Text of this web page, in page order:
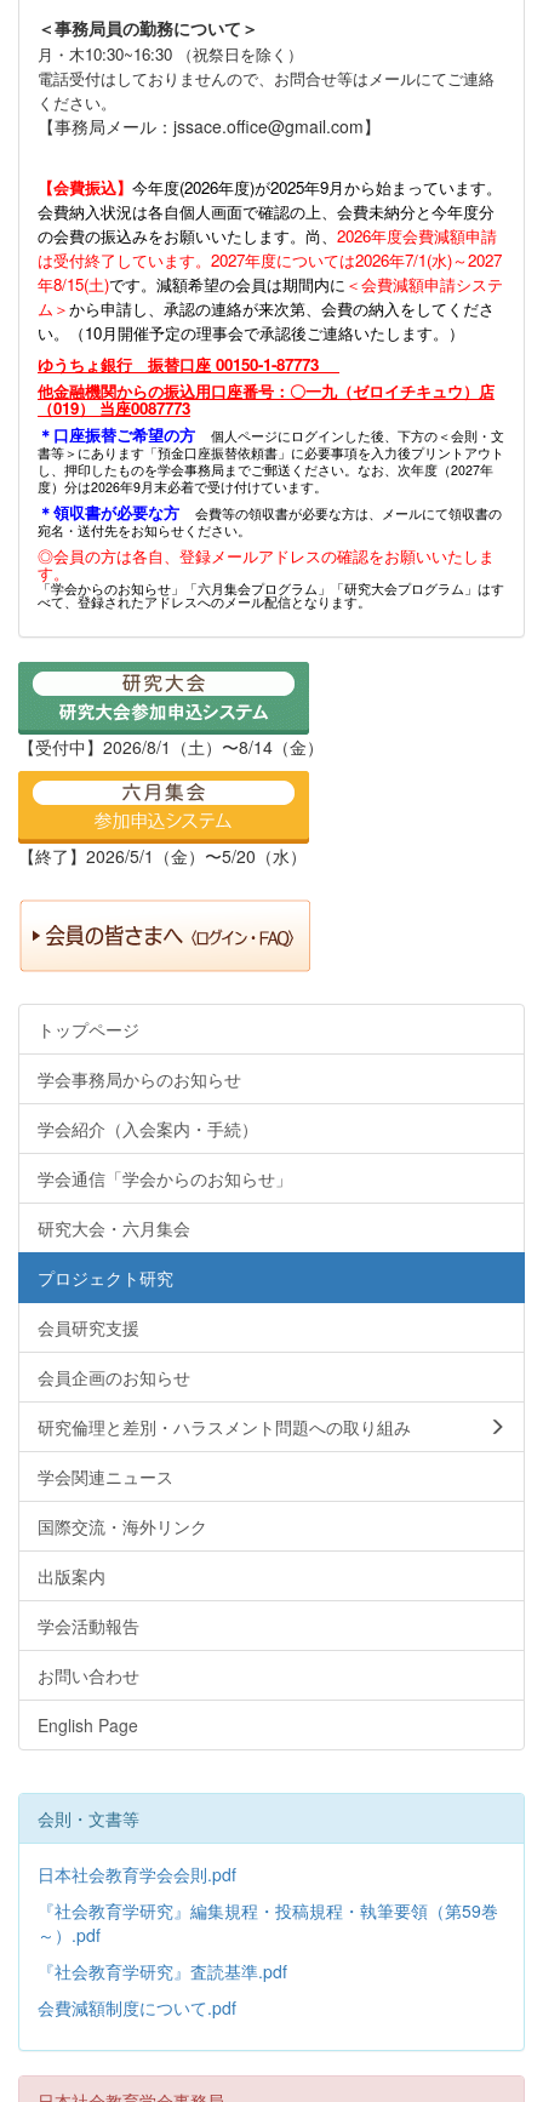
＜事務局員の勤務について＞
月・木10:30~16:30 （祝祭日を除く）
電話受付はしておりませんので、お問合せ等はメールにてご連絡
ください。
【事務局メール：jssace.office@gmail.com】
【会費振込】 今年度(2026年度)が2025年9月から始まっています。
会費納入状況は各自個人画面で確認の上、会費未納分と今年度分
の会費の振込みをお願いいたします。尚、 2026年度会費減額申請
は受付終了しています。2027年度については2026年7/1(水)～2027
年8/15(土)です。減額希望の会員は期間内に ＜会費減額申請システ
ム＞から申請し、承認の連絡が来次第、会費の納入をしてくださ
い。（10月開催予定の理事会で承認後ご連絡いたします。）
ゆうちょ銀行 振替口座 00150-1-87773
他金融機関からの振込用口座番号：〇一九（ゼロイチキュウ）店
（019） 当座0087773
＊口座振替ご希望の方
個人ページにログインした後、下方の＜会則・文
書等＞にあります「預金口座振替依頼書」に必要事項を入力後プリントアウト
し、押印したものを学会事務局までご郵送ください。なお、次年度（2027年
度）分は2026年9月末必着で受け付けています。
＊領収書が必要な方
会費等の領収書が必要な方は、メールにて領収書の
宛名・送付先をお知らせください。
◎会員の方は各自、登録メールアドレスの確認をお願いいたしま
す。
「学会からのお知らせ」「六月集会プログラム」「研究大会プログラム」はす
べて、登録されたアドレスへのメール配信となります。
【受付中】2026/8/1（土）〜8/14（金）
【終了】2026/5/1（金）〜5/20（水）
トップページ
学会事務局からのお知らせ
学会紹介（入会案内・手続）
学会通信「学会からのお知らせ」
研究大会・六月集会
プロジェクト研究
会員研究支援
会員企画のお知らせ
研究倫理と差別・ハラスメント問題への取り組み
学会関連ニュース
国際交流・海外リンク
出版案内
学会活動報告
お問い合わせ
English Page
会則・文書等
日本社会教育学会会則.pdf
『社会教育学研究』編集規程・投稿規程・執筆要領（第59巻
～）.pdf
『社会教育学研究』査読基準.pdf
会費減額制度について.pdf